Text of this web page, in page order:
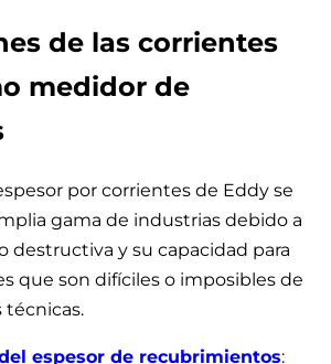
de las corrientes
medidor de
por corrientes de Eddy se
gama de industrias debido a
destructiva y su capacidad para
que son difíciles o imposibles de
técnicas.
espesor de recubrimientos: